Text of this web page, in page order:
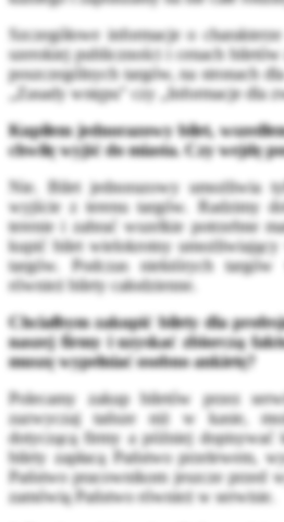
Szczegółowe informacje o
szerokiej publiczności i cenach
poszczególnych targów, na stronach
„Zasady wstępu" czy „Informacje dla
Kupiłem jednorazowy bilet,
chwilę wyjść do miasta. Czy wejdę
Nie. Bilet jednorazowy umożliwia
wyjście z terenu targów. Radzimy
terenie i zabrać wszelkie potrzebne
kupić bilet wielokrotny
targów. Podczas niektórych
również bilety całodzienne.
Chciałbym zakupić bilety dla
naszej firmy i uzyskać zbiorczą
muszę wypełniać osobno ankietę?
Polecamy zakup biletów przez
zazwyczaj tańsze niż w kasie,
dotyczącą firmy a później
bilety zapłacą Państwo przelewem,
Państwo pracownikom jeszcze przed
zamówią Państwo również w serwisie.